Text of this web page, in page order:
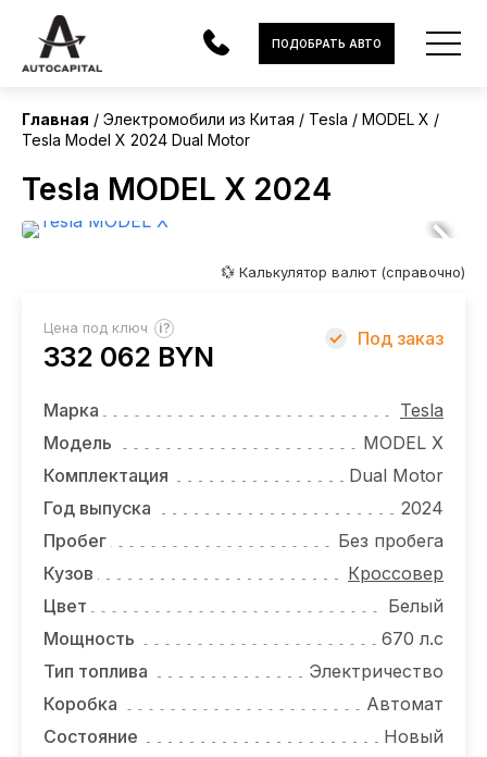
АВТОМОБИЛИ
ЭЛЕКТРОМОБИЛИ
УСЛУГИ
НОВОСТИ
ОТЗЫВЫ
ВАКАНСИИ
О КОМПАНИИ
КОНТАКТЫ
ПОДОБРАТЬ АВТО
Главная Электромобили из Китая Tesla
MODEL X
Tesla Model X 2024 Dual Motor
Tesla MODEL X 2024
Китай
Без пробега
💱 Калькулятор валют (справочно)
Цена под ключ ?
332 062 BYN
Под заказ
Марка
Tesla
Модель
MODEL X
Комплектация
Dual Motor
Год выпуска
2024
Пробег
Без пробега
Кузов
Кроссовер
Цвет
Белый
Мощность
670 л.с
Тип топлива
Электричество
Коробка
Автомат
Состояние
Новый